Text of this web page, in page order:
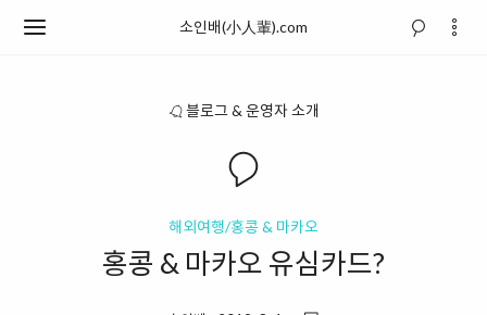
소인배(小人輩).com
블로그 & 운영자 소개
해외여행/홍콩 & 마카오
홍콩 & 마카오 유심카드?